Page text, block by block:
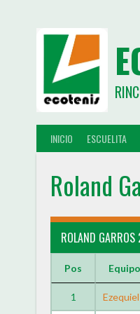
INICIO ESCUELITA
Roland
ROLAND
Pos Equipo
1